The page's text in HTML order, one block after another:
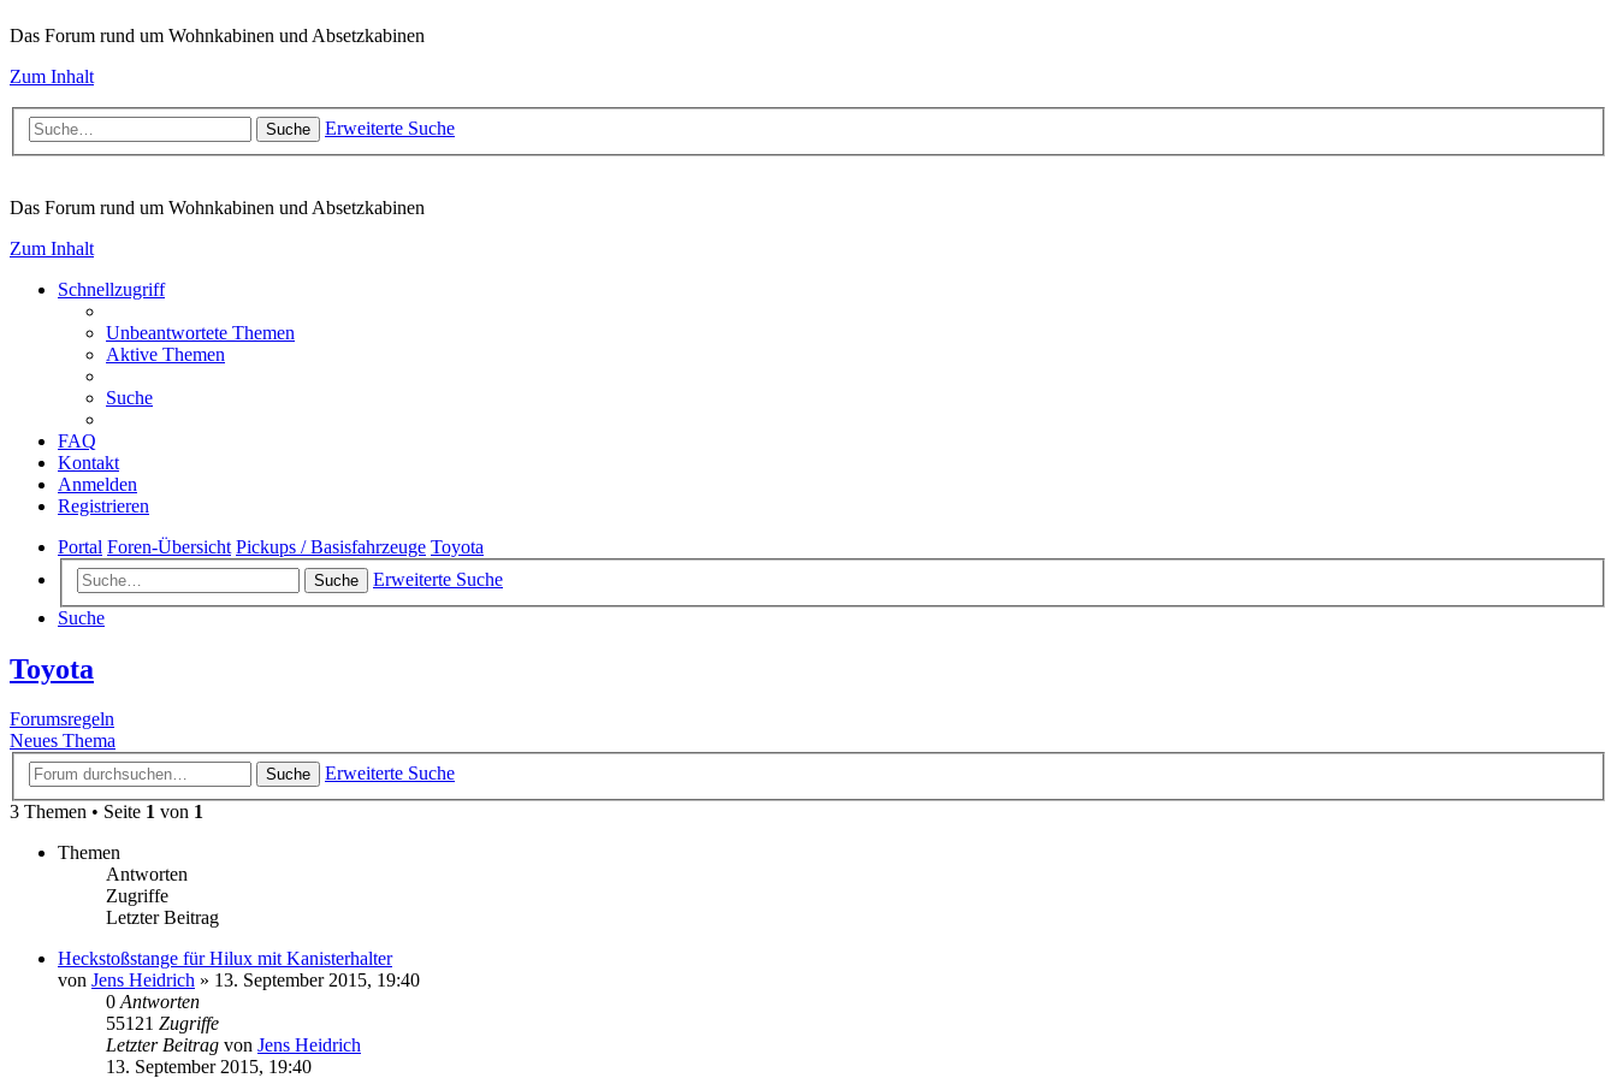
Das Forum rund um Wohnkabinen und Absetzkabinen
Zum Inhalt
Suche Erweiterte Suche
Das Forum rund um Wohnkabinen und Absetzkabinen
Zum Inhalt
Schnellzugriff
Unbeantwortete Themen
Aktive Themen
Suche
FAQ
Kontakt
Anmelden
Registrieren
Portal Foren-Übersicht Pickups / Basisfahrzeuge Toyota
Suche
Erweiterte Suche
Suche
Toyota
Forumsregeln
Neues Thema
Suche
Erweiterte Suche
3 Themen • Seite 1 von 1
Themen
Antworten
Zugriffe
Letzter Beitrag
Heckstoßstange für Hilux mit Kanisterhalter
von Jens Heidrich » 13. September 2015, 19:40
0 Antworten
55121 Zugriffe
Letzter Beitrag von Jens Heidrich
13. September 2015, 19:40